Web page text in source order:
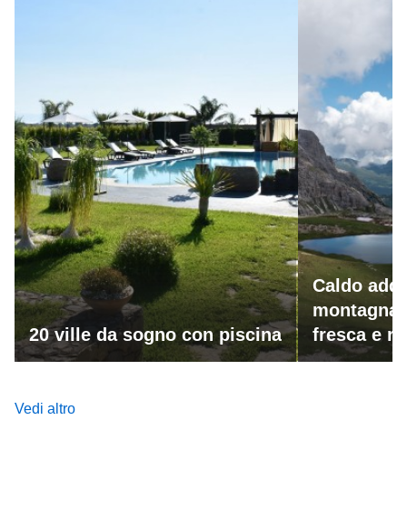
20 ville da sogno con piscina
Caldo
montagna
fresca e
Vedi altro